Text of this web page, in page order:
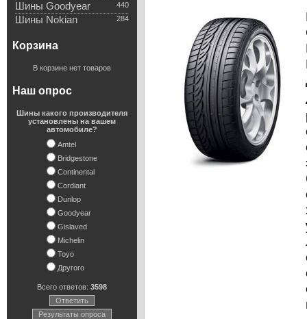
440
Шины Goodyear
284
Шины Nokian
Корзина
В корзине нет товаров
Наш опрос
Шины какого производителя
установлены на вашем
автомобиле?
Amtel
Bridgestone
Continental
Cordiant
Dunlop
Goodyear
Gislaved
Michelin
Toyo
Другого
Всего ответов: 3598
Ответить
Результаты опроса